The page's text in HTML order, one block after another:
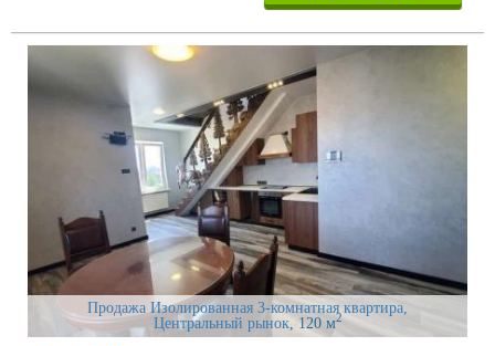
Продажа Изолированная 3-комнатная квартира,
Центральный рынок, 120 м2